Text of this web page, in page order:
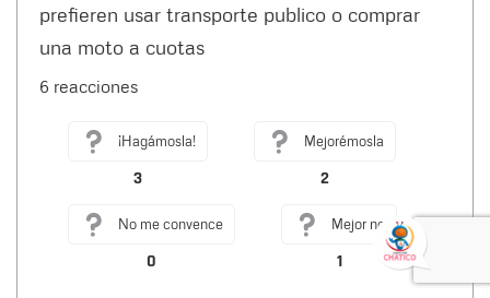
prefieren usar transporte publico o comprar
una moto a cuotas
6 reacciones
¡Hagámosla!
3
Mejorémosla
2
No me convence
0
Mejor no
1